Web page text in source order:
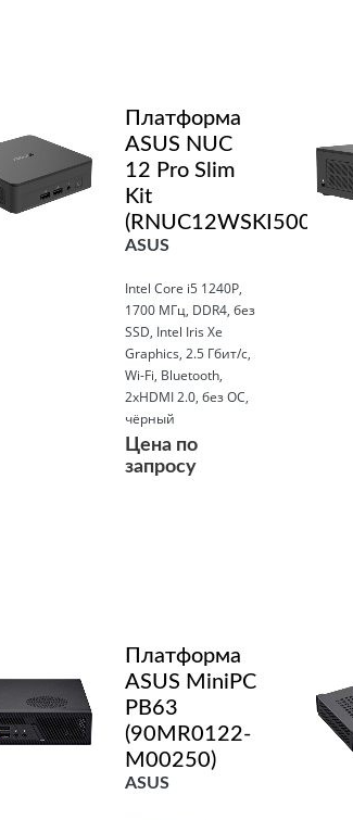
Платформа
ASUS NUC
12 Pro Slim
Kit
(RNUC12WSKI500002I)
ASUS
Intel Core i5 1240P,
1700 МГц, DDR4, без
SSD, Intel Iris Xe
Graphics, 2.5 Гбит/с,
Wi-Fi, Bluetooth,
2xHDMI 2.0, без ОС,
чёрный
Цена по
запросу
Платформа
ASUS MiniPC
PB63
(90MR0122-
M00250)
ASUS